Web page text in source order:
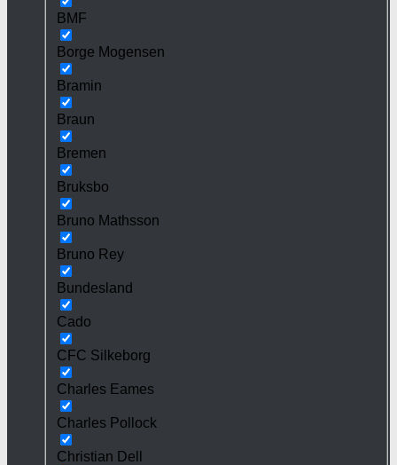
BMF
Borge Mogensen
Bramin
Braun
Bremen
Bruksbo
Bruno Mathsson
Bruno Rey
Bundesland
Cado
CFC Silkeborg
Charles Eames
Charles Pollock
Christian Dell